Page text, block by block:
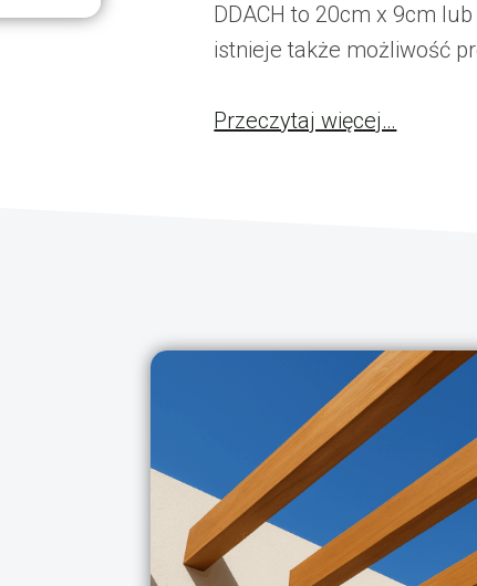
DDACH to 20cm x 9cm
istnieje także możliwość
Przeczytaj więcej…